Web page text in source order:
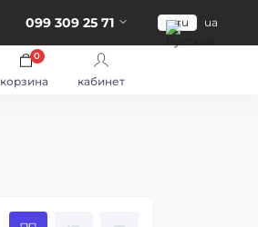
099 309 25 71 ru ua
корзина
0
кабинет